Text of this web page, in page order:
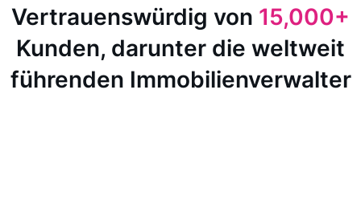
Vertrauenswürdig von 15,000+
Kunden, darunter die weltweit
führenden Immobilienverwalter